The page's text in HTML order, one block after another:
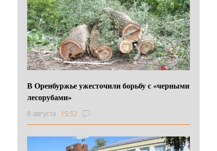
В Оренбуржье ужесточили борьбу с «черными
лесорубами»
8 августа 15:52